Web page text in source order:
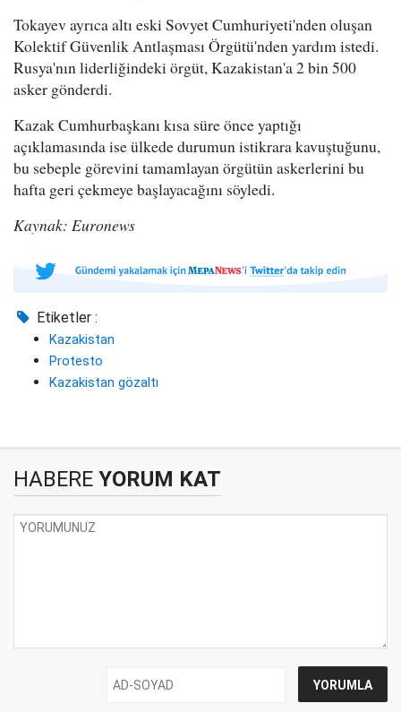
Tokayev ayrıca altı eski Sovyet Cumhuriyeti'nden oluşan
Kolektif Güvenlik Antlaşması Örgütü'nden yardım istedi.
Rusya'nın liderliğindeki örgüt, Kazakistan'a 2 bin 500
asker gönderdi.
Kazak Cumhurbaşkanı kısa süre önce yaptığı
açıklamasında ise ülkede durumun istikrara kavuştuğunu,
bu sebeple görevini tamamlayan örgütün askerlerini bu
hafta geri çekmeye başlayacağını söyledi.
Kaynak: Euronews
Etiketler :
Kazakistan
Protesto
Kazakistan gözaltı
HABERE YORUM KAT